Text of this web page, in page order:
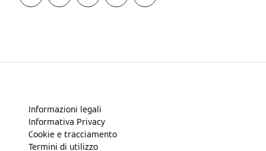
Informazioni legali
Informativa Privacy
Cookie e tracciamento
Termini di utilizzo